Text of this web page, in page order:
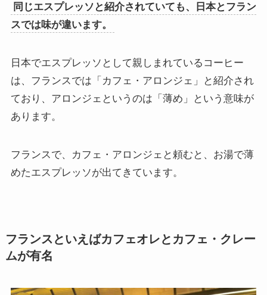
同じエスプレッソと紹介されていても、日本とフラン
スでは味が違います。
日本でエスプレッソとして親しまれているコーヒー
は、フランスでは「カフェ・アロンジェ」と紹介され
ており、アロンジェというのは「薄め」という意味が
あります。
フランスで、カフェ・アロンジェと頼むと、お湯で薄
めたエスプレッソが出てきています。
フランスといえばカフェオレとカフェ・クレー
ムが有名